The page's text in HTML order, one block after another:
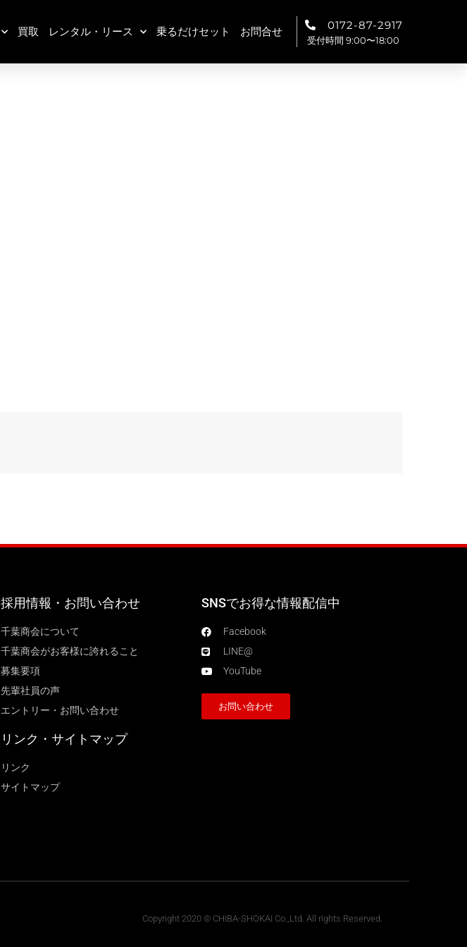
買取 レンタル・リース 乗るだけセット お問合せ 0172-87-2917
受付時間 9:00〜18:00
採用情報・お問い合わせ
千葉商会について
千葉商会がお客様に誇れること​
募集要項
先輩社員の声
エントリー・お問い合わせ
リンク・サイトマップ
リンク
サイトマップ
SNSでお得な情報配信中
Facebook
LINE@
YouTube
お問い合わせ
Copyright 2020 © CHIBA-SHOKAI Co.,Ltd. All rights Reserved.